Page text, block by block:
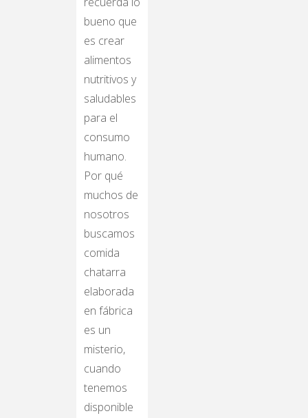
bueno que
es crear
alimentos
nutritivos y
saludables
para el
consumo
humano.
Por qué
muchos de
nosotros
buscamos
comida
chatarra
elaborada
en fábrica
es un
misterio,
cuando
tenemos
disponible